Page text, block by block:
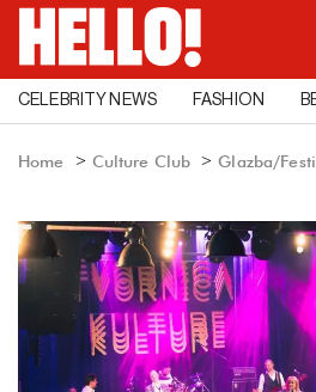
CELEBRITY NEWS FASHION
Home Culture Club Glazba/